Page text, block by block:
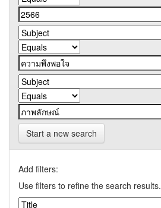
Start a new search
Add filters:
Use filters to refine the search results.